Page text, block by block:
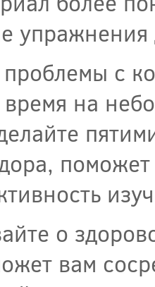
проблемы с
время на
о
вам